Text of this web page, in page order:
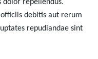
dolor repellendus.
debitis aut rerum
repudiandae sint